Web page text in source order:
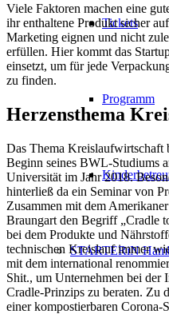
Tickets
Programm
STARTERiN
Viele Faktoren machen eine
ihr enthaltene Produkt sicher
Marketing eignen und nicht
erfüllen. Hier kommt das
einsetzt, um für jede
zu finden.
Herzensthema
Das Thema Kreislaufwirtschaft
Beginn seines BWL-Studiums
Universität im Jahr 2018.
hinterließ da ein Seminar von
Zusammen mit dem
Braungart den Begriff „Cradle
bei dem Produkte und
technischen Kreislauf immer
mit dem international
Shit., um Unternehmen bei der
Cradle-Prinzips zu beraten. Zu
einer kompostierbaren Corona-